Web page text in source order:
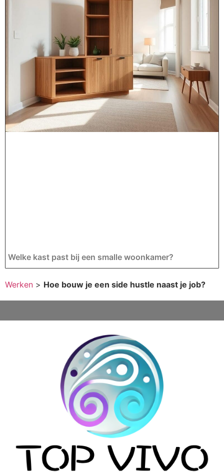
Welke kast past bij een smalle woonkamer?
Werken > Hoe bouw je een side hustle naast je job?